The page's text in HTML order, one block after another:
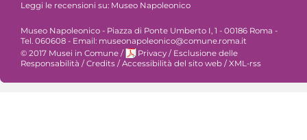
Leggi le recensioni su: Museo Napoleonico
Museo Napoleonico - Piazza di Ponte Umberto I, 1 - 00186 Roma -
Tel. 060608 - Email: museonapoleonico@comune.roma.it
© 2017 Musei in Comune / Privacy / Esclusione delle
Responsabilità / Credits / Accessibilità del sito web / XML-rss